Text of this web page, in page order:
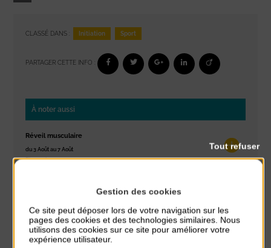
CLASSÉ DANS : Initiation Sport
PARTAGER CETTE INFO :
À noter aussi
Réveil musculaire
du 3 Août au 7 Août
Plage du passous
Plage du passous
Concours de châteaux de sable
Gestion des cookies
Ce site peut déposer lors de votre navigation sur les
pages des cookies et des technologies similaires. Nous
utilisons des cookies sur ce site pour améliorer votre
expérience utilisateur.
Tout refuser